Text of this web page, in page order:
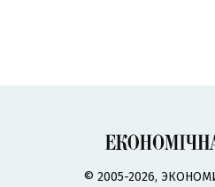
© 2005-2026,